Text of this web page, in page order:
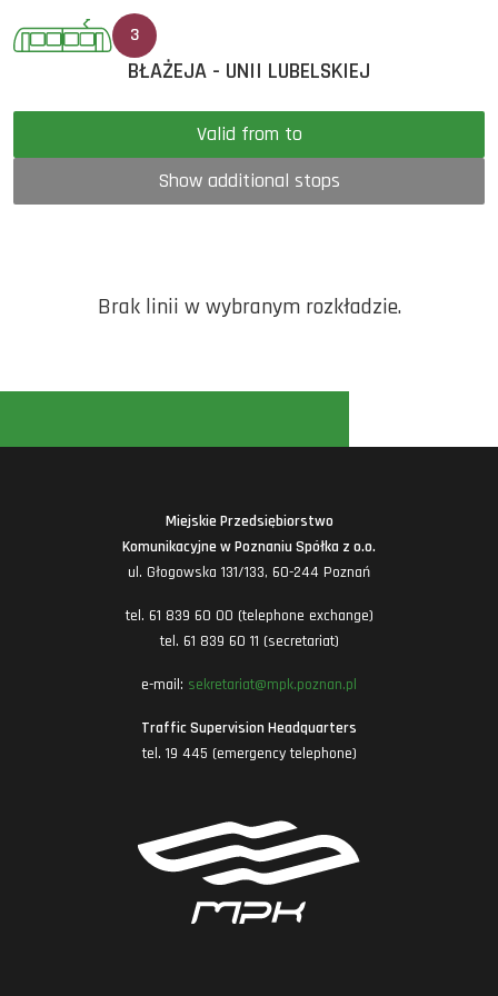
3
BŁAŻEJA - UNII LUBELSKIEJ
Valid from to
Show additional stops
Brak linii w wybranym rozkładzie.
Miejskie Przedsiębiorstwo
Komunikacyjne w Poznaniu Spółka z o.o.
ul. Głogowska 131/133, 60-244 Poznań
tel. 61 839 60 00 (telephone exchange)
tel. 61 839 60 11 (secretariat)
e-mail: sekretariat@mpk.poznan.pl
Traffic Supervision Headquarters
tel. 19 445 (emergency telephone)